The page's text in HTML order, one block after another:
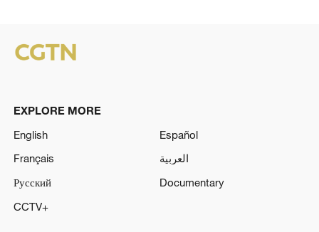
EXPLORE MORE
English
Español
Français
العربية
Русский
Documentary
CCTV+